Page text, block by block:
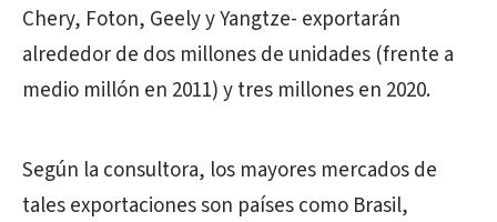
Chery, Foton, Geely y Yangtze- exportarán
alrededor de dos millones de unidades (frente a
medio millón en 2011) y tres millones en 2020.
Según la consultora, los mayores mercados de
tales exportaciones son países como Brasil,